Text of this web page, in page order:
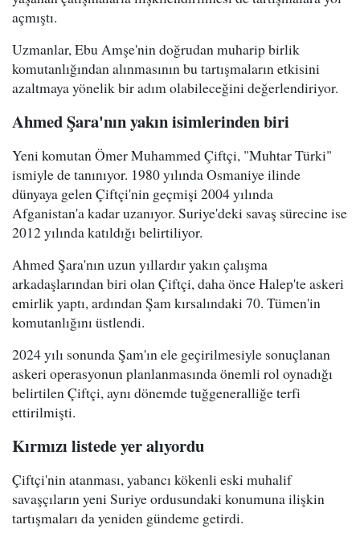
açmıştı.
Uzmanlar, Ebu Amşe'nin doğrudan muharip birlik
komutanlığından alınmasının bu tartışmaların etkisini
azaltmaya yönelik bir adım olabileceğini değerlendiriyor.
Ahmed Şara'nın yakın isimlerinden biri
Yeni komutan Ömer Muhammed Çiftçi, "Muhtar Türki"
ismiyle de tanınıyor. 1980 yılında Osmaniye ilinde
dünyaya gelen Çiftçi'nin geçmişi 2004 yılında
Afganistan'a kadar uzanıyor. Suriye'deki savaş sürecine ise
2012 yılında katıldığı belirtiliyor.
Ahmed Şara'nın uzun yıllardır yakın çalışma
arkadaşlarından biri olan Çiftçi, daha önce Halep'te askeri
emirlik yaptı, ardından Şam kırsalındaki 70. Tümen'in
komutanlığını üstlendi.
2024 yılı sonunda Şam'ın ele geçirilmesiyle sonuçlanan
askeri operasyonun planlanmasında önemli rol oynadığı
belirtilen Çiftçi, aynı dönemde tuğgeneralliğe terfi
ettirilmişti.
Kırmızı listede yer alıyordu
Çiftçi'nin atanması, yabancı kökenli eski muhalif
savaşçıların yeni Suriye ordusundaki konumuna ilişkin
tartışmaları da yeniden gündeme getirdi.